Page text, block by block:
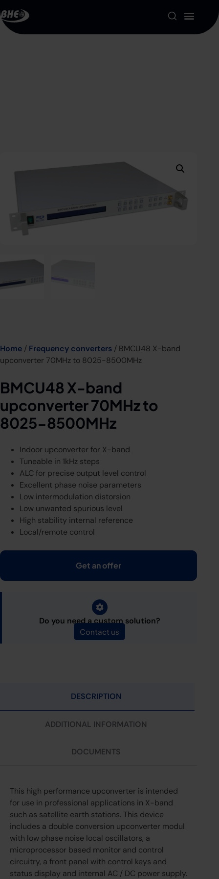
Home / Frequency converters / BMCU48 X-band
upconverter 70MHz to 8025-8500MHz
BMCU48 X-band
upconverter 70MHz to
8025-8500MHz
Indoor upconverter for X-band
Tuneable in 1kHz steps
ALC for precise output level control
Excellent phase noise parameters
Low intermodulation distorsion
Low unwanted spurious level
High stability internal reference
Local/remote control
Get an offer
Contact us
Do you need a custom solution?
DESCRIPTION
ADDITIONAL INFORMATION
DOCUMENTS
This high performance upconverter is intended
for use in professional applications in X-band
such as satellite earth stations. This device
includes a double conversion upconverter modul
with low phase noise local oscillators, a
microprocessor based monitor and control
circuitry, a front panel with control keys and
status display and internal AC / DC power supply.